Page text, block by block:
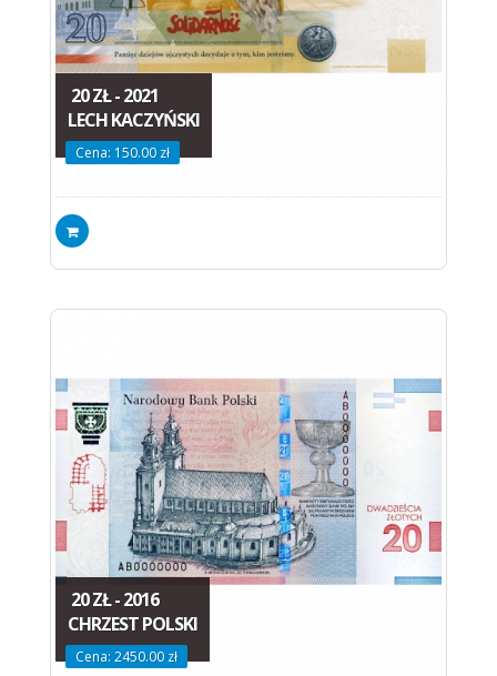
20 ZŁ - 2021
LECH KACZYŃSKI
Cena: 150.00 zł
20 ZŁ - 2016
CHRZEST POLSKI
Cena: 2450.00 zł